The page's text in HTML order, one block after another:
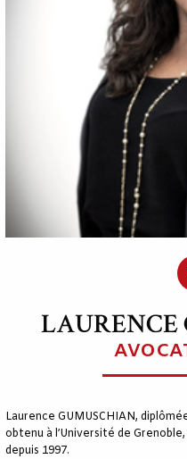
Laurence GUMUSCHIAN,
obtenu à l’Université de
depuis 1997.